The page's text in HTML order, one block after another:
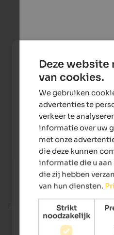
Deze website
van cookies.
We gebruiken
advertenties te
verkeer te
informatie over uw
met onze
die deze kunnen
informatie die u
die zij hebben
van hun diensten.
Strikt
noodzakelijk